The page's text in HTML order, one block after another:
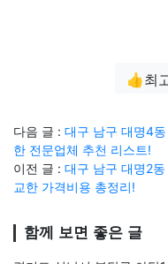
👍최
다음 글 : 대구 남구 대명4
한 전문업체 추천 리스트!
이전 글 : 대구 남구 대명2
교한 가격비용 총정리!
함께 보면 좋은 글